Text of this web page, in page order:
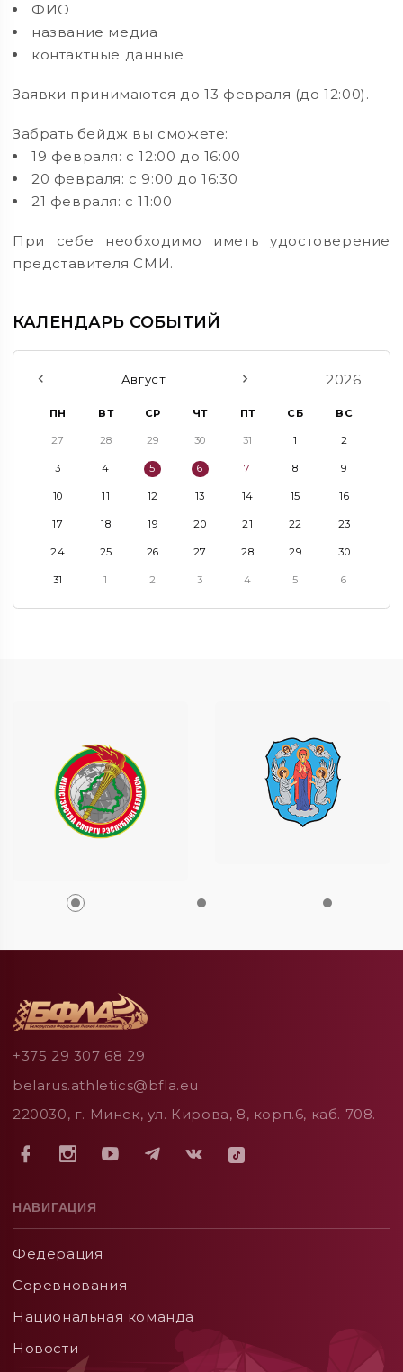
ФИО
название медиа
контактные данные
Заявки принимаются до 13 февраля (до 12:00).
Забрать бейдж вы сможете:
19 февраля: с 12:00 до 16:00
20 февраля: с 9:00 до 16:30
21 февраля: с 11:00
При себе необходимо иметь удостоверение
представителя СМИ.
КАЛЕНДАРЬ СОБЫТИЙ
Август 2026
ПН ВТ СР ЧТ ПТ СБ ВС
27 28 29 30 31 1 2
3 4 5 6 7 8 9
10 11 12 13 14 15 16
17 18 19 20 21 22 23
24 25 26 27 28 29 30
31 1 2 3 4 5 6
+375 29 307 68 29
belarus.athletics@bfla.eu
220030, г. Минск, ул. Кирова, 8, корп.6, каб. 708.
НАВИГАЦИЯ
Федерация
Соревнования
Национальная команда
Новости